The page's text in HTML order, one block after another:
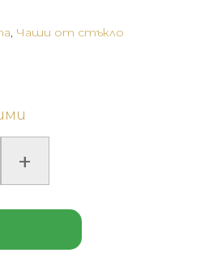
, Чаши от стъкло